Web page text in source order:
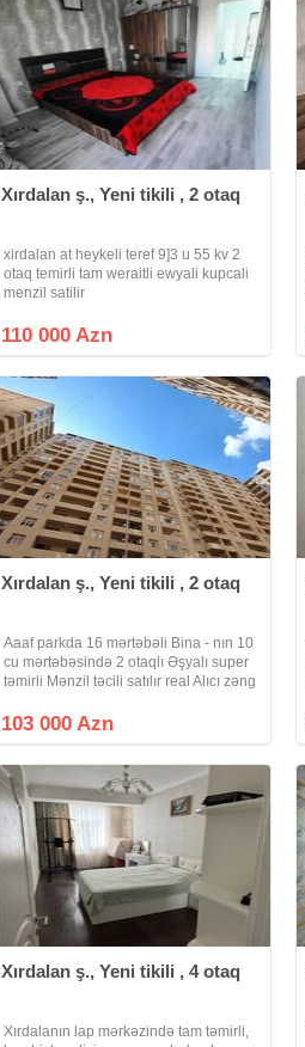
Xırdalan ş., Yeni tikili , 2 otaq
xirdalan at heykeli teref 9]3 u 55 kv 2
otaq temirli tam weraitli ewyali kupcali
menzil satilir
110 000 Azn
Xırdalan ş., Yeni tikili , 2 otaq
Aaaf parkda 16 mərtəbəli Bina - nın 10
cu mərtəbəsində 2 otaqlı Əşyalı super
təmirli Mənzil təcili satılır real Alıcı zəng
Yaşayışlıdır İlkin sənədi Muqavilə
103 000 Azn
Xırdalan ş., Yeni tikili , 4 otaq
Xırdalanın lap mərkəzində tam təmirli,